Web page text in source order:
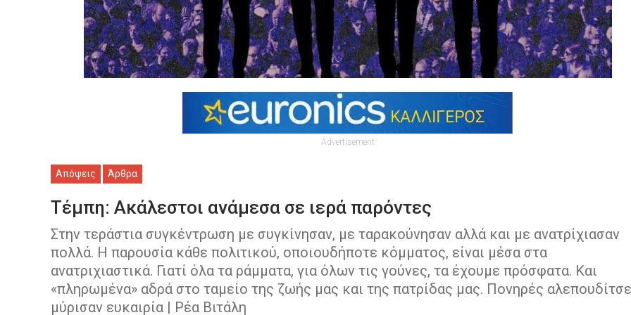
Advertisement
Απόψεις Άρθρα
Τέμπη: Ακάλεστοι ανάμεσα σε ιερά παρόντες
Στην τεράστια συγκέντρωση με συγκίνησαν, με ταρακούνησαν αλλά και με ανατρίχιασαν
πολλά. Η παρουσία κάθε πολιτικού, οποιουδήποτε κόμματος, είναι μέσα στα
ανατριχιαστικά. Γιατί όλα τα ράμματα, για όλων τις γούνες, τα έχουμε πρόσφατα. Και
«πληρωμένα» αδρά στο ταμείο της ζωής μας και της πατρίδας μας. Πονηρές
μύρισαν ευκαιρία | Ρέα Βιτάλη